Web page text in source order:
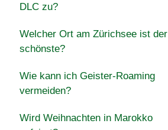
DLC zu?
Welcher Ort am Zürichsee ist der
schönste?
Wie kann ich Geister-Roaming
vermeiden?
Wird Weihnachten in Marokko